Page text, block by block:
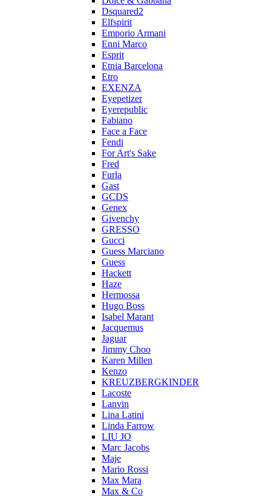
Dsquared2
Elfspirit
Emporio Armani
Enni Marco
Esprit
Etnia Barcelona
Etro
EXENZA
Eyepetizer
Eyerepublic
Fabiano
Face a Face
Fendi
For Art's Sake
Fred
Furla
Gast
GCDS
Genex
Givenchy
GRESSO
Gucci
Guess Marciano
Guess
Hackett
Haze
Hermossa
Hugo Boss
Isabel Marant
Jacquemus
Jaguar
Jimmy Choo
Karen Millen
Kenzo
KREUZBERGKINDER
Lacoste
Lanvin
Lina Latini
Linda Farrow
LIU JO
Marc Jacobs
Maje
Mario Rossi
Max Mara
Max & Co